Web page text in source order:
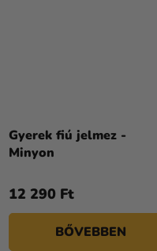
Gyerek fiú jelmez -
Minyon
12 290 Ft
BŐVEBBEN